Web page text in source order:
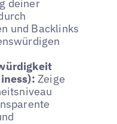
deiner
und Backlinks
Zeige